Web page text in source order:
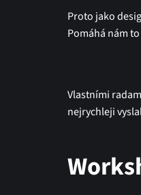
Proto jako
Pomáhá nám
Vlastními
nejrychleji